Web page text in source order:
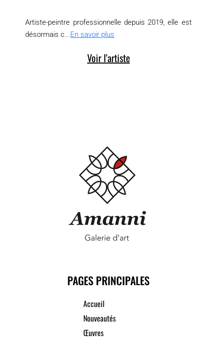
Artiste-peintre professionnelle depuis 2019, elle est
désormais c...En savoir plus
Voir l'artiste
PAGES PRINCIPALES
Accueil
Nouveautés
Œuvres